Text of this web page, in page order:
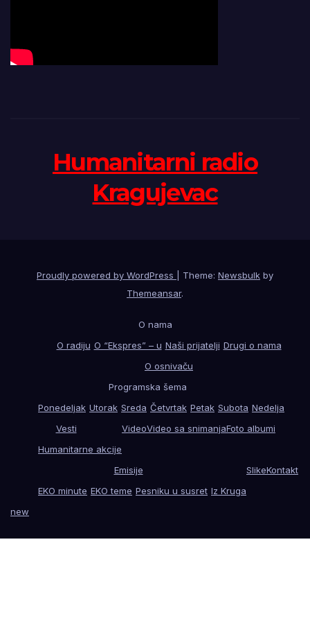
Humanitarni radio
Kragujevac
Proudly powered by WordPress Theme: Newsbulk by
Themeansar.
O nama
O radiju O “Ekspres” – u Naši prijatelji Drugi o nama
O osnivaču
Programska šema
Ponedeljak Utorak Sreda Četvrtak Petak Subota Nedelja
Vesti
Humanitarne akcije
VideoVideo sa snimanjaFoto albumi
Emisije
EKO minute EKO teme Pesniku u susret Iz Kruga
SlikeKontakt
new